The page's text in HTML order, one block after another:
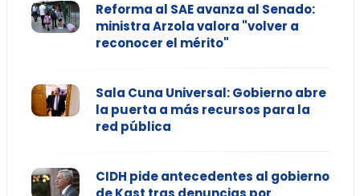
Reforma al SAE avanza al Senado:
ministra Arzola valora "volver a
reconocer el mérito"
Sala Cuna Universal: Gobierno abre
la puerta a más recursos para la
red pública
CIDH pide antecedentes al gobierno